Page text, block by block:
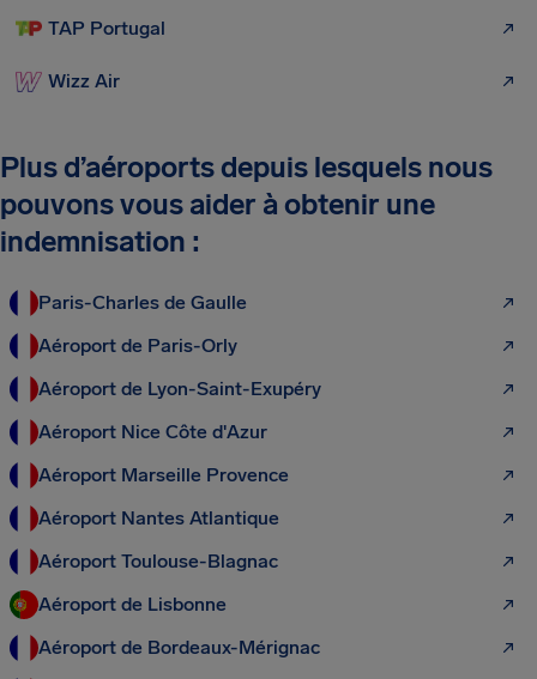
TAP Portugal
Wizz Air
Plus d’aéroports depuis lesquels nous
pouvons vous aider à obtenir une
indemnisation :
Paris-Charles de Gaulle
Aéroport de Paris-Orly
Aéroport de Lyon-Saint-Exupéry
Aéroport Nice Côte d'Azur
Aéroport Marseille Provence
Aéroport Nantes Atlantique
Aéroport Toulouse-Blagnac
Aéroport de Lisbonne
Aéroport de Bordeaux-Mérignac